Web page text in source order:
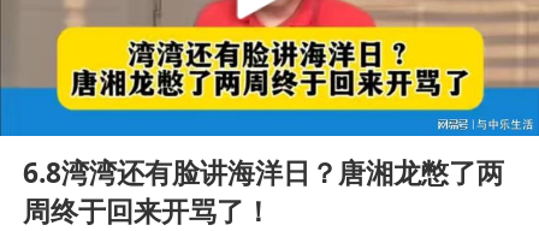
台风白海豚或在华东沿海登陆
弹药库存告急 美军补货难
沙特否认与胡塞武装举行会谈
如何把百年大党建设得更加坚强有力
Play
00:00 09:39
6.8湾湾还有脸讲海洋日？唐湘龙憋了两
周终于回来开骂了！